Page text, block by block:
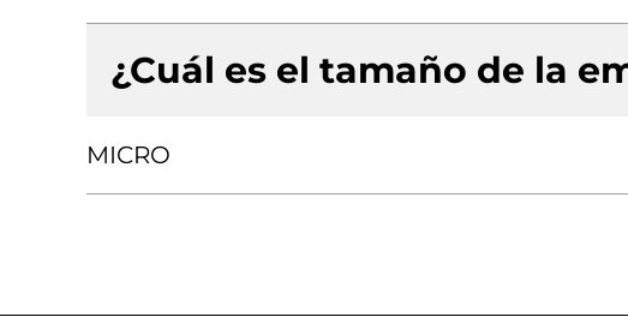
¿Cuál es el tamaño de la
MICRO